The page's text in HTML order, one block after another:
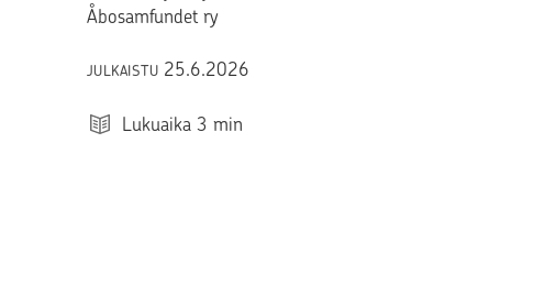
Åbosamfundet ry
JULKAISTU 25.6.2026
Lukuaika 3 min